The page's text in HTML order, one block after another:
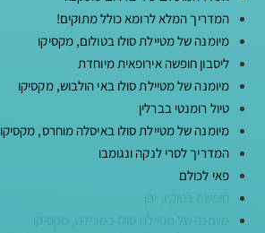
המדריך המלא לרומא כולל מתוקים!
מיומנה של מטיילת סולו בטולום, מקסיקו
ליסבון חופשה אירופאית מיוחדת
מיומנה של מטיילת סולו באי הולבוש, מקסיקו
טיול רומנטי בברלין
מיומנה של מטיילת סולו באיסלה מוחרס, מקסיקו
המדריך לסרי לנקה ונגומבו
פאי לכולם
חופשה בטוקיו, יפן
מיומנה של מטיילת סולו במרידה, מקסיקו